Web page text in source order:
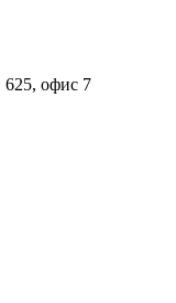
625, офис 7